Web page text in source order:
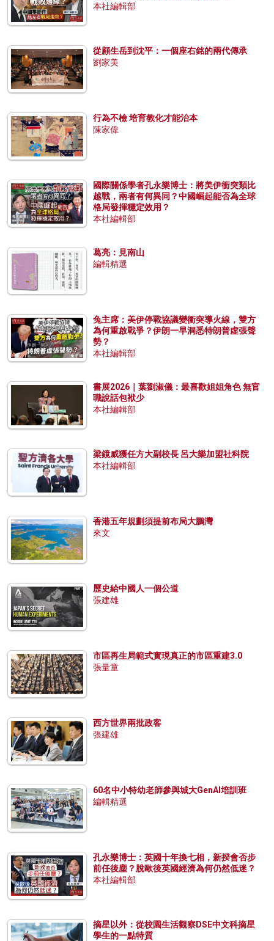
本社編輯部
從顧生岳到沈平：一個座右銘的兩代傳承
劉家美
行為不檢 培育教化才能治本
陳家偉
國際關係學者孔永樂博士：將美伊衝突類比
越戰，兩者有何異同？中國崛起能否為全球
格局發揮穩定效用？
本社編輯部
葛亮：見南山
編輯精選
兔主席：美伊停戰協議變衝突導火線，雙方
為何重啟戰爭？伊朗一早洞悉特朗普虛張聲
勢？
本社編輯部
書展2026｜葉劉淑儀：最喜歡姐姐角色 無官
職說話包袱少
本社編輯部
梁鏡威獲任方大副校長 呂大樂加盟社科院
本社編輯部
香港五年規劃須提前布局大鵬灣
來文
歷史給中國人一個公道
張建雄
市區再生局範式實現真正的市區重建3.0
張量童
西方世界兩批政客
張建雄
60名中小特幼老師參與城大GenAI培訓班
編輯精選
孔永樂博士：英國十年換七相，新揆會否步
前任後塵？脫歐後英國經濟為何仍然低迷？
本社編輯部
摘星以外：從校園生活觀察DSE中文科摘星
學生的一點特質